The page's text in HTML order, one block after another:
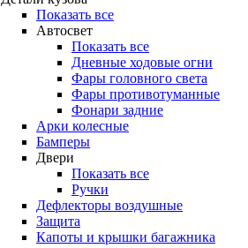
Показать все
Автосвет
Показать все
Дневные ходовые огни
Фары головного света
Фары противотуманные
Фонари задние
Арки колесные
Бамперы
Двери
Показать все
Ручки
Дефлекторы воздушные
Защита
Капоты и крышки багажника